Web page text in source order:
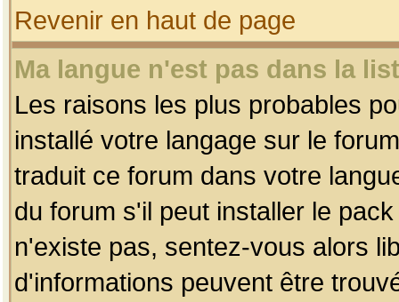
Revenir en haut de page
Ma langue n'est pas dans la
Les raisons les plus probables
installé votre langage sur le
traduit ce forum dans votre
du forum s'il peut installer le
n'existe pas, sentez-vous alors
d'informations peuvent être